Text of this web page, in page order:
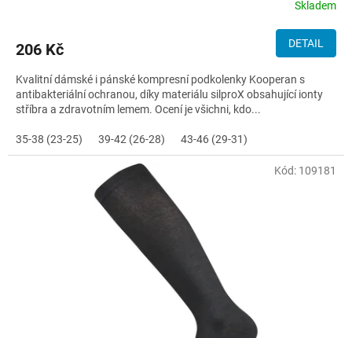
Skladem
206 Kč DETAIL
Kvalitní dámské i pánské kompresní podkolenky Kooperan s
antibakteriální ochranou, díky materiálu silproX obsahující ionty
stříbra a zdravotním lemem. Ocení je všichni, kdo...
35-38 (23-25) 39-42 (26-28) 43-46 (29-31)
Kód: 109181